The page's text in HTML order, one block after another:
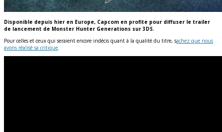
Disponible depuis hier en Europe, Capcom en profite pour diffuser le trailer
de lancement de Monster Hunter Generations sur 3DS.
Pour celles et ceux qui seraient encore indécis quant à la qualité du titre, sachez que nous
avons réalisé sa critique.